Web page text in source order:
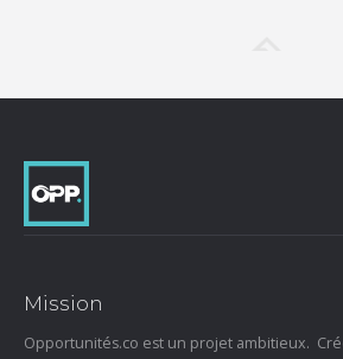
Mission
Opportunités.co est un projet ambitieux.